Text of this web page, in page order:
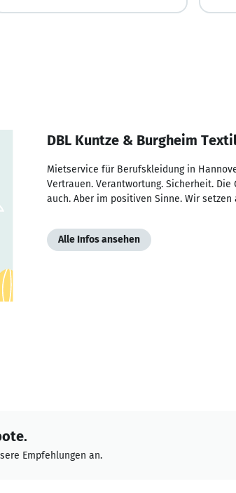
DBL Kuntze & Burgheim
Mietservice für Berufskleidung in
Vertrauen. Verantwortung. Sicherheit.
auch. Aber im positiven Sinne. Wir
Alle Infos ansehen
Empfehlungen an.